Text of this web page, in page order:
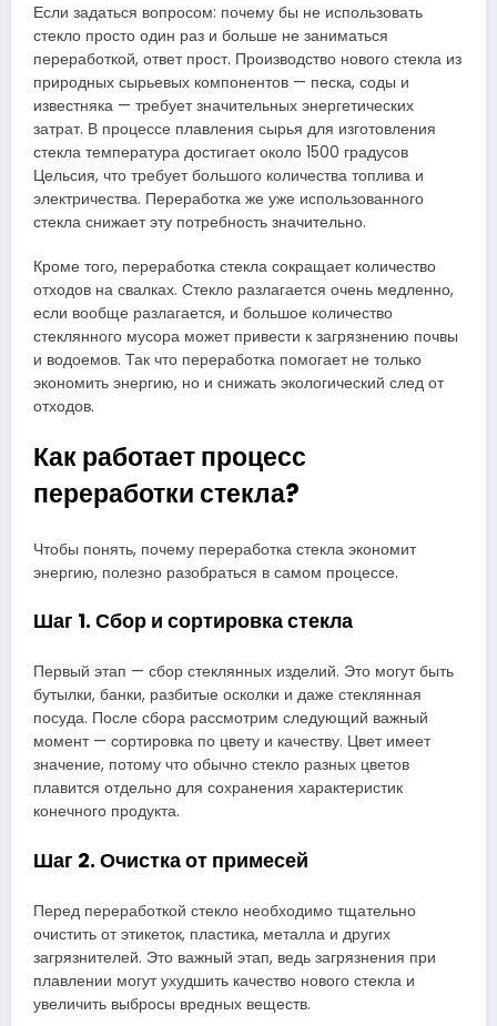
Если задаться вопросом: почему бы не использовать
стекло просто один раз и больше не заниматься
переработкой, ответ прост. Производство нового стекла из
природных сырьевых компонентов — песка, соды и
известняка — требует значительных энергетических
затрат. В процессе плавления сырья для изготовления
стекла температура достигает около 1500 градусов
Цельсия, что требует большого количества топлива и
электричества. Переработка же уже использованного
стекла снижает эту потребность значительно.
Кроме того, переработка стекла сокращает количество
отходов на свалках. Стекло разлагается очень медленно,
если вообще разлагается, и большое количество
стеклянного мусора может привести к загрязнению почвы
и водоемов. Так что переработка помогает не только
экономить энергию, но и снижать экологический след от
отходов.
Как работает процесс
переработки стекла?
Чтобы понять, почему переработка стекла экономит
энергию, полезно разобраться в самом процессе.
Шаг 1. Сбор и сортировка стекла
Первый этап — сбор стеклянных изделий. Это могут быть
бутылки, банки, разбитые осколки и даже стеклянная
посуда. После сбора рассмотрим следующий важный
момент — сортировка по цвету и качеству. Цвет имеет
значение, потому что обычно стекло разных цветов
плавится отдельно для сохранения характеристик
конечного продукта.
Шаг 2. Очистка от примесей
Перед переработкой стекло необходимо тщательно
очистить от этикеток, пластика, металла и других
загрязнителей. Это важный этап, ведь загрязнения при
плавлении могут ухудшить качество нового стекла и
увеличить выбросы вредных веществ.